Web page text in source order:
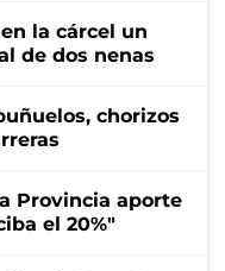
la cárcel un
de dos nenas
chorizos
Provincia aporte
el 20%"